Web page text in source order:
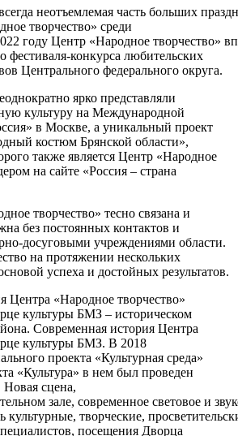
неотъемлемая часть больших
творчество» среди
году Центр «Народное творчество»
фестиваля-конкурса любительских
Центрального федерального округа.
ярко представляли
культуру на Международной
в Москве, а уникальный проект
костюм Брянской области»,
также является Центр «Народное
на сайте «Россия – страна
творчество» тесно связана и
без постоянных контактов и
досуговыми учреждениями области.
на протяжении нескольких
успеха и достойных результатов.
Центра «Народное творчество»
культуры БМЗ – историческом
Современная история Центра
культуры БМЗ. В 2018
проекта «Культурная среда»
«Культура» в нем был проведен
сцена,
зале, современное световое и
культурные, творческие,
посещения Дворца